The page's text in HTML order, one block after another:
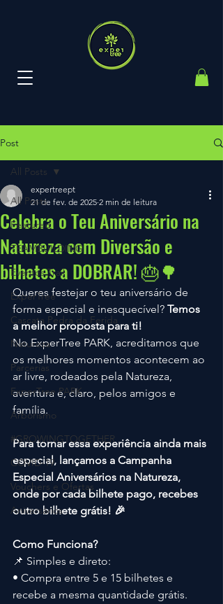
Post
All Posts
Featured
TEAMBUILDING
Eventos Trail
ExperTree
Cascata Pedra da Ferida
Natureza
Parcerias
ExperTree PARK
Arborismo
#GROWINGTOGETHER
COVID-19
Vouchers e Ofertas
Aniversários
All Posts
Celebra o Teu Aniversário na
Natureza com Diversão e
bilhetes a DOBRAR! 🎂🌳
expertreept
21 de fev. de 2025 2 min de leitura
Queres festejar o teu aniversário de
forma especial e inesquecível? Temos
a melhor proposta para ti!
No ExperTree PARK, acreditamos que
os melhores momentos acontecem ao
ar livre, rodeados pela Natureza,
aventura e, claro, pelos amigos e
família.
Para tornar essa experiência ainda mais
especial, lançamos a Campanha
Especial Aniversários na Natureza,
onde por cada bilhete pago, recebes
outro bilhete grátis! 🎉
Como Funciona?
📌 Simples e direto:
• Compra entre 5 e 15 bilhetes e
recebe a mesma quantidade grátis.